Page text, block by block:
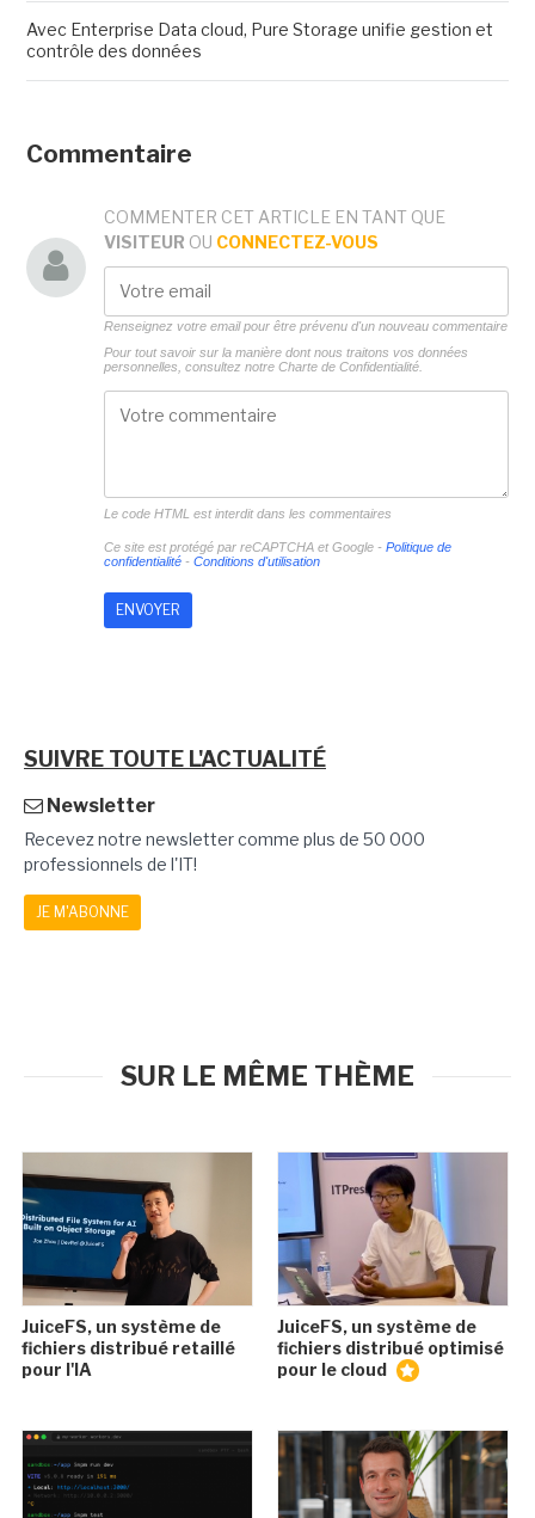
Avec Enterprise Data cloud, Pure Storage unifie gestion et
contrôle des données
Commentaire
COMMENTER CET ARTICLE EN TANT QUE
VISITEUR OU CONNECTEZ-VOUS
Renseignez votre email pour être prévenu d'un nouveau commentaire
Pour tout savoir sur la manière dont nous traitons vos données
personnelles, consultez notre Charte de Confidentialité.
Le code HTML est interdit dans les commentaires
Ce site est protégé par reCAPTCHA et Google - Politique de
confidentialité- Conditions d'utilisation
SUIVRE TOUTE L'ACTUALITÉ
Newsletter
Recevez notre newsletter comme plus de 50 000
professionnels de l'IT!
JE M'ABONNE
SUR LE MÊME THÈME
JuiceFS, un système de
fichiers distribué retaillé
pour l'IA
JuiceFS, un système de
fichiers distribué optimisé
pour le cloud